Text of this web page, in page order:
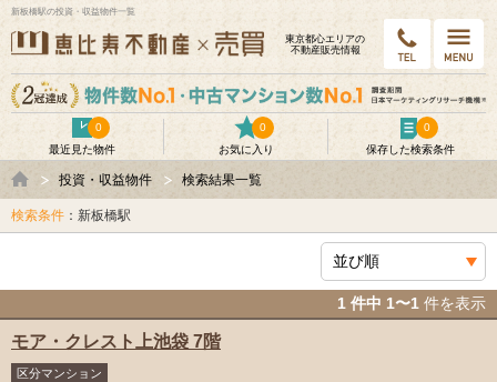
新板橋駅の投資・収益物件一覧
東京都⼼エリアの
不動産販売情報
最近見た物件
0
お気に入り
0
保存した検索条件
0
投資・収益物件 検索結果一覧
検索条件 ：新板橋駅
1 件中 1〜1 件を表示
モア・クレスト上池袋 7階
区分マンション